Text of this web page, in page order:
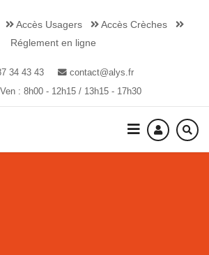
Accès Usagers
Accès Crèches
Réglement en ligne
34 43 43
contact@alys.fr
: 8h00 - 12h15 / 13h15 - 17h30